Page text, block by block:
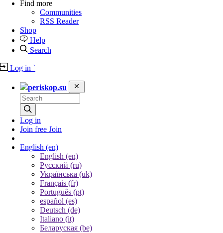
Find more
Communities
RSS Reader
Shop
Help
Search
Log in `
periskop.su
Log in
Join free Join
English (en)
English (en)
Русский (ru)
Українська (uk)
Français (fr)
Português (pt)
español (es)
Deutsch (de)
Italiano (it)
Беларуская (be)